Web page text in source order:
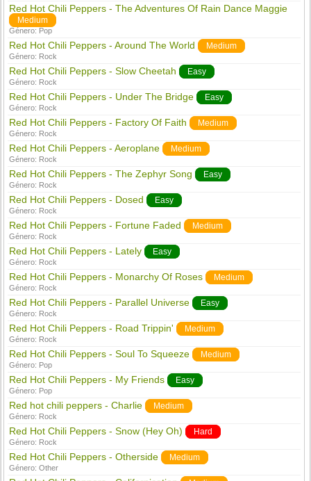
Red Hot Chili Peppers - The Adventures Of Rain Dance Maggie
Medium
Género: Pop
Red Hot Chili Peppers - Around The World Medium
Género: Rock
Red Hot Chili Peppers - Slow Cheetah Easy
Género: Rock
Red Hot Chili Peppers - Under The Bridge Easy
Género: Rock
Red Hot Chili Peppers - Factory Of Faith Medium
Género: Rock
Red Hot Chili Peppers - Aeroplane Medium
Género: Rock
Red Hot Chili Peppers - The Zephyr Song Easy
Género: Rock
Red Hot Chili Peppers - Dosed Easy
Género: Rock
Red Hot Chili Peppers - Fortune Faded Medium
Género: Rock
Red Hot Chili Peppers - Lately Easy
Género: Rock
Red Hot Chili Peppers - Monarchy Of Roses Medium
Género: Rock
Red Hot Chili Peppers - Parallel Universe Easy
Género: Rock
Red Hot Chili Peppers - Road Trippin' Medium
Género: Rock
Red Hot Chili Peppers - Soul To Squeeze Medium
Género: Pop
Red Hot Chili Peppers - My Friends Easy
Género: Pop
Red hot chili peppers - Charlie Medium
Género: Rock
Red Hot Chili Peppers - Snow (Hey Oh) Hard
Género: Rock
Red Hot Chili Peppers - Otherside Medium
Género:Other